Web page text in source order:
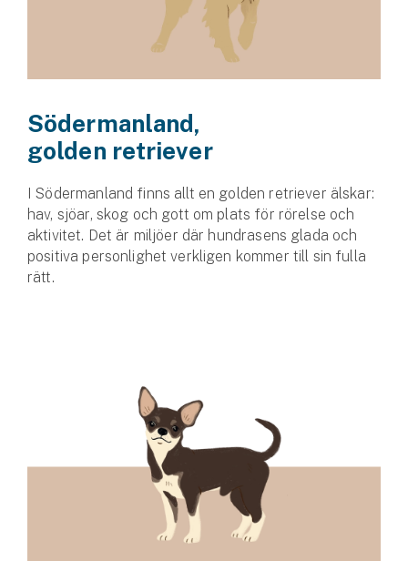
Södermanland,
golden retriever
I Södermanland finns allt en golden retriever älskar:
hav, sjöar, skog och gott om plats för rörelse och
aktivitet. Det är miljöer där hundrasens glada och
positiva personlighet verkligen kommer till sin fulla
rätt.